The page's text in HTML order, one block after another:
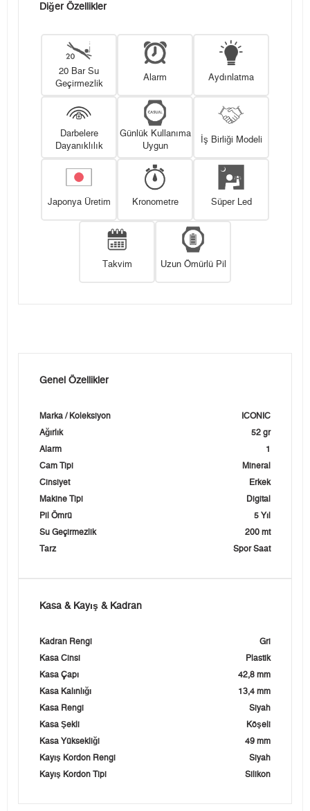
Diğer Özellikler
20 Bar Su
Geçirmezlik
Alarm Aydınlatma
Darbelere
Dayanıklılık
Günlük Kullanıma
Uygun
İş Birliği Modeli
Japonya Üretim Kronometre Süper Led
Takvim Uzun Ömürlü Pil
Genel Özellikler
Marka / Koleksiyon
ICONIC
Ağırlık
52 gr
Alarm
1
Cam Tipi
Mineral
Cinsiyet
Erkek
Makine Tipi
Digital
Pil Ömrü
5 Yıl
Su Geçirmezlik
200 mt
Tarz
Spor Saat
Kasa & Kayış & Kadran
Kadran Rengi
Gri
Kasa Cinsi
Plastik
Kasa Çapı
42,8 mm
Kasa Kalınlığı
13,4 mm
Kasa Rengi
Siyah
Kasa Şekli
Köşeli
Kasa Yüksekliği
49 mm
Kayış Kordon Rengi
Siyah
Kayış Kordon Tipi
Silikon